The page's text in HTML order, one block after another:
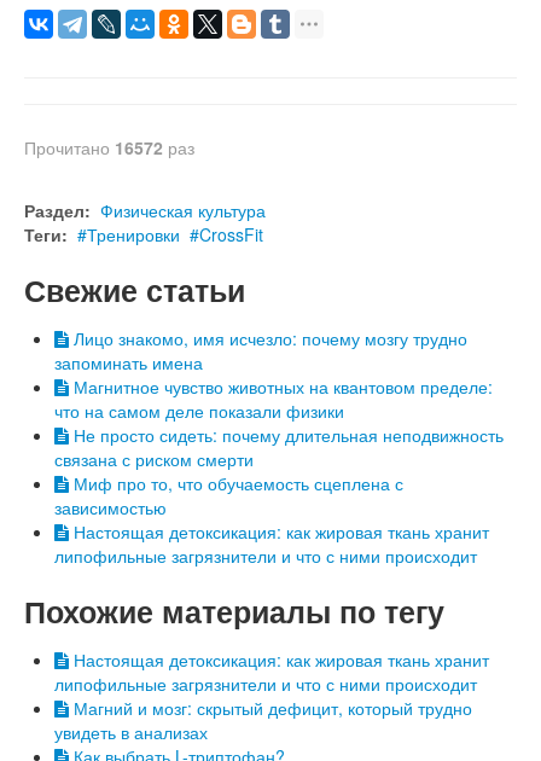
Прочитано 16572 раз
Раздел: Физическая культура
Теги:
Тренировки CrossFit
Свежие статьи
Лицо знакомо, имя исчезло: почему мозгу трудно
запоминать имена
Магнитное чувство животных на квантовом пределе:
что на самом деле показали физики
Не просто сидеть: почему длительная неподвижность
связана с риском смерти
Миф про то, что обучаемость сцеплена с
зависимостью
Настоящая детоксикация: как жировая ткань хранит
липофильные загрязнители и что с ними происходит
Похожие материалы по тегу
Настоящая детоксикация: как жировая ткань хранит
липофильные загрязнители и что с ними происходит
Магний и мозг: скрытый дефицит, который трудно
увидеть в анализах